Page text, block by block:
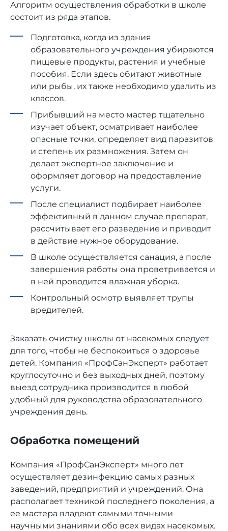
Алгоритм осуществления обработки в школе
состоит из ряда этапов.
Подготовка, когда из здания
образовательного учреждения убираются
пищевые продукты, растения и учебные
пособия. Если здесь обитают животные
или рыбы, их также необходимо удалить из
классов.
Прибывший на место мастер тщательно
изучает объект, осматривает наиболее
опасные точки, определяет вид паразитов
и степень их размножения. Затем он
делает экспертное заключение и
оформляет договор на предоставление
услуги.
После специалист подбирает наиболее
эффективный в данном случае препарат,
рассчитывает его разведение и приводит
в действие нужное оборудование.
В школе осуществляется санация, а после
завершения работы она проветривается и
в ней проводится влажная уборка.
Контрольный осмотр выявляет трупы
вредителей.
Заказать очистку школы от насекомых следует
для того, чтобы не беспокоиться о здоровье
детей. Компания «ПрофСанЭксперт» работает
круглосуточно и без выходных дней, поэтому
выезд сотрудника производится в любой
удобный для руководства образовательного
учреждения день.
Обработка помещений
Компания «ПрофСанЭксперт» много лет
осуществляет дезинфекцию самых разных
заведений, предприятий и учреждений. Она
располагает техникой последнего поколения, а
ее мастера владеют самыми точными
научными знаниями обо всех видах насекомых.